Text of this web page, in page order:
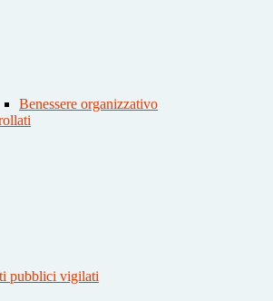
Benessere organizzativo
pubblici vigilati